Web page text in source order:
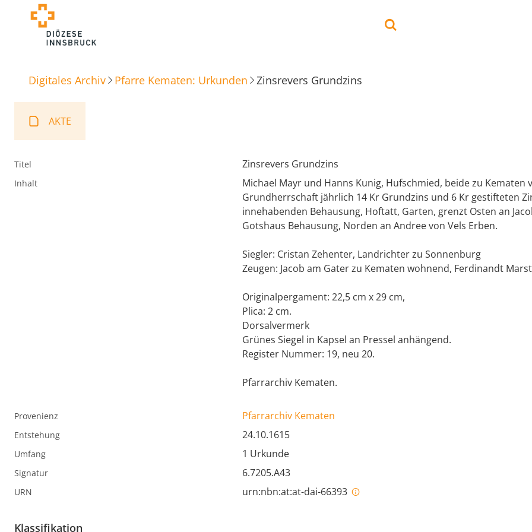
Digitales Archiv Pfarre Kematen: Urkunden Zinsrevers Grundzins
AKTE
Titel Zinsrevers Grundzins
Inhalt
Michael Mayr und Hanns Kunig, Hufschmied, beide zu
Grundherrschaft jährlich 14 Kr Grundzins und 6 Kr gestifteten
innehabenden Behausung, Hoftatt, Garten, grenzt Osten an
Gotshaus Behausung, Norden an Andree von Vels Erben.
Siegler: Cristan Zehenter, Landrichter zu Sonnenburg
Zeugen: Jacob am Gater zu Kematen wohnend, Ferdinandt
Originalpergament: 22,5 cm x 29 cm,
Plica: 2 cm.
Dorsalvermerk
Grünes Siegel in Kapsel an Pressel anhängend.
Register Nummer: 19, neu 20.
Pfarrarchiv Kematen.
Provenienz Pfarrarchiv Kematen
Entstehung 24.10.1615
Umfang 1 Urkunde
Signatur 6.7205.A43
URN urn:nbn:at:at-dai-66393
Klassifikation